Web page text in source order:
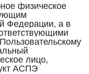
физическое
Федерации, а в
лицо,
АСПЭ